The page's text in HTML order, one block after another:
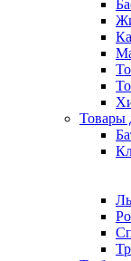
Товары